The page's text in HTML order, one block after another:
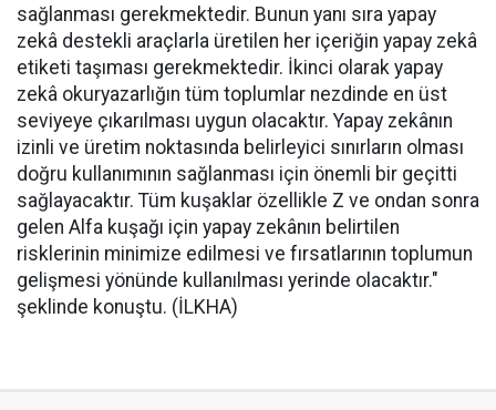
sağlanması gerekmektedir. Bunun yanı sıra yapay
zekâ destekli araçlarla üretilen her içeriğin yapay zekâ
etiketi taşıması gerekmektedir. İkinci olarak yapay
zekâ okuryazarlığın tüm toplumlar nezdinde en üst
seviyeye çıkarılması uygun olacaktır. Yapay zekânın
izinli ve üretim noktasında belirleyici sınırların olması
doğru kullanımının sağlanması için önemli bir geçitti
sağlayacaktır. Tüm kuşaklar özellikle Z ve ondan sonra
gelen Alfa kuşağı için yapay zekânın belirtilen
risklerinin minimize edilmesi ve fırsatlarının toplumun
gelişmesi yönünde kullanılması yerinde olacaktır."
şeklinde konuştu. (İLKHA)